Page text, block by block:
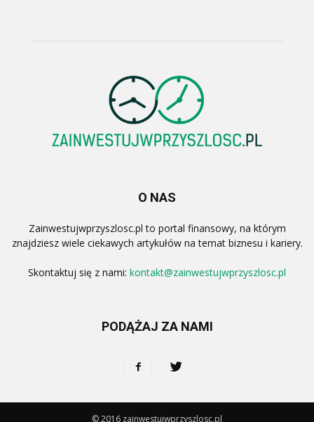
O NAS
Zainwestujwprzyszlosc.pl to portal finansowy, na którym
znajdziesz wiele ciekawych artykułów na temat biznesu i kariery.
Skontaktuj się z nami: kontakt@zainwestujwprzyszlosc.pl
PODĄŻAJ ZA NAMI
© 2016 zainwestujwprzyszlosc.pl